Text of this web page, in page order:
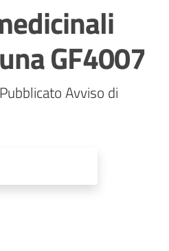
GF4007
Avviso di